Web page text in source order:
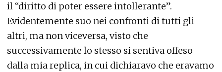
il “diritto di poter essere intollerante”.
Evidentemente suo nei confronti di tutti gli
altri, ma non viceversa, visto che
successivamente lo stesso si sentiva offeso
dalla mia replica, in cui dichiaravo che eravamo